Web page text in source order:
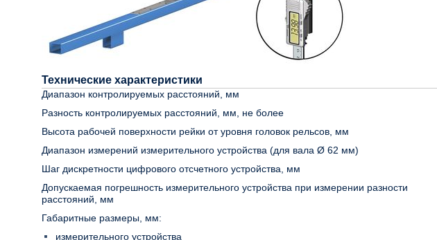
Технические характеристики
Диапазон контролируемых расстояний, мм
Разность контролируемых расстояний, мм, не более
Высота рабочей поверхности рейки от уровня головок рельсов, мм
Диапазон измерений измерительного устройства (для вала Ø 62 мм)
Шаг дискретности цифрового отсчетного устройства, мм
Допускаемая погрешность измерительного устройства при измерении разности
расстояний, мм
Габаритные размеры, мм:
измерительного устройства